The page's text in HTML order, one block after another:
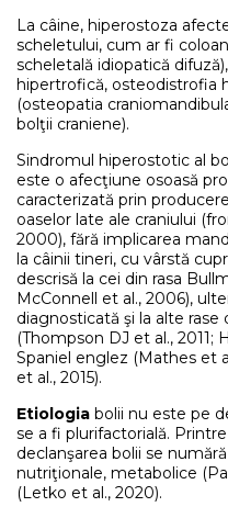
La câine, hiperostoza
scheletului, cum ar fi
scheletală idiopatică
hipertrofică, osteodistrofia
(osteopatia
bolţii craniene).
Sindromul hiperostotic al
este o afecţiune osoasă
caracterizată prin
oaselor late ale craniului
2000), fără implicarea
la câinii tineri, cu vârstă
descrisă la cei din rasa
McConnell et al., 2006),
diagnosticată şi la alte
(Thompson DJ et al., 2011;
Spaniel englez (Mathes et
et al., 2015).
Etiologia bolii nu este pe
se a fi plurifactorială.
declanşarea bolii se
nutriţionale, metabolice
(Letko et al., 2020).